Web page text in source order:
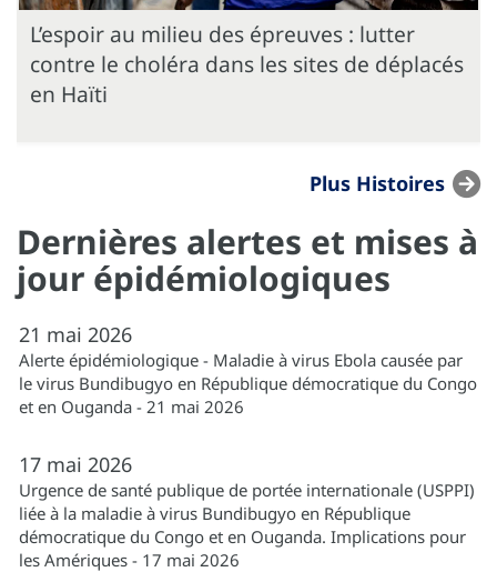
L’espoir au milieu des épreuves : lutter
contre le choléra dans les sites de déplacés
en Haïti
Plus Histoires
Dernières alertes et mises à
jour épidémiologiques
21 mai 2026
Alerte épidémiologique - Maladie à virus Ebola causée par
le virus Bundibugyo en République démocratique du Congo
et en Ouganda - 21 mai 2026
17 mai 2026
Urgence de santé publique de portée internationale (USPPI)
liée à la maladie à virus Bundibugyo en République
démocratique du Congo et en Ouganda. Implications pour
les Amériques - 17 mai 2026